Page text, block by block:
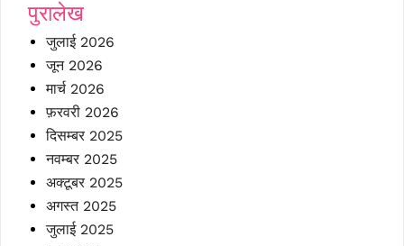
पुरालेख
जुलाई 2026
जून 2026
मार्च 2026
फ़रवरी 2026
दिसम्बर 2025
नवम्बर 2025
अक्टूबर 2025
अगस्त 2025
जुलाई 2025